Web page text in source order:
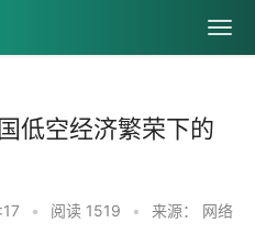
低空经济繁荣下的
• 阅读 1519 • 来源： 网络